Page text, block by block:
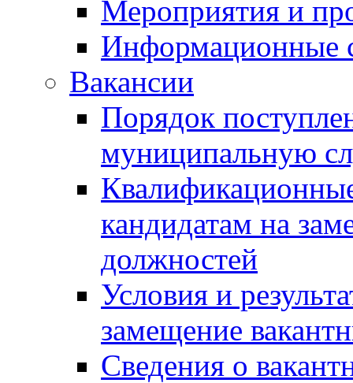
Мероприятия и
Информационные
Вакансии
Порядок
муниципальную
кандидатам на
должностей
Условия и
замещение
Сведения о